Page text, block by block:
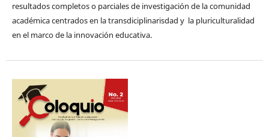
resultados completos o parciales de investigación de la comunidad
académica centrados en la transdiciplinarisdad y la pluriculturalidad
en el marco de la innovación educativa.